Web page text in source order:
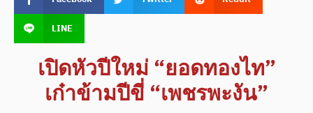
LINE
เปิดหัวปีใหม่ “ยอดทองไท”
เก๋าข้ามปีขี่ “เพชรพะงัน”